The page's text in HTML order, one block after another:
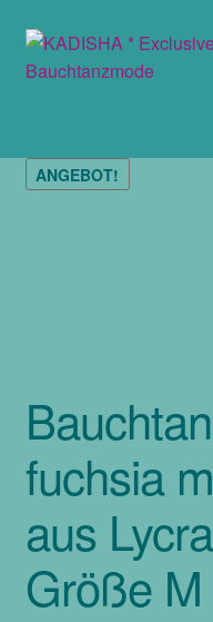
Zur
Navigation
Zum
Inhalt
ANGEBOT!
fuchsia
aus
Größe M